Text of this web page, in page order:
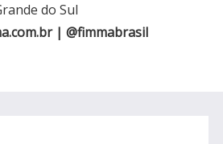
do Sul
| @fimmabrasil